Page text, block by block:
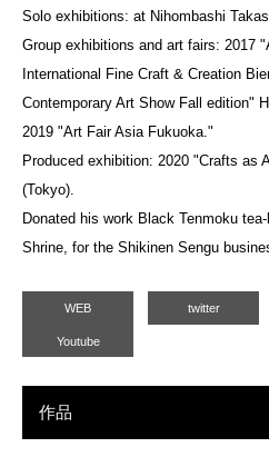
Solo exhibitions: at Nihombashi
Group exhibitions and art fairs: 2017
International Fine Craft & Creation
Contemporary Art Show Fall edition"
2019 "Art Fair Asia Fukuoka."
Produced exhibition: 2020 "Crafts as
(Tokyo).
Donated his work Black Tenmoku
Shrine, for the Shikinen Sengu
WEB twitter
Youtube
作品